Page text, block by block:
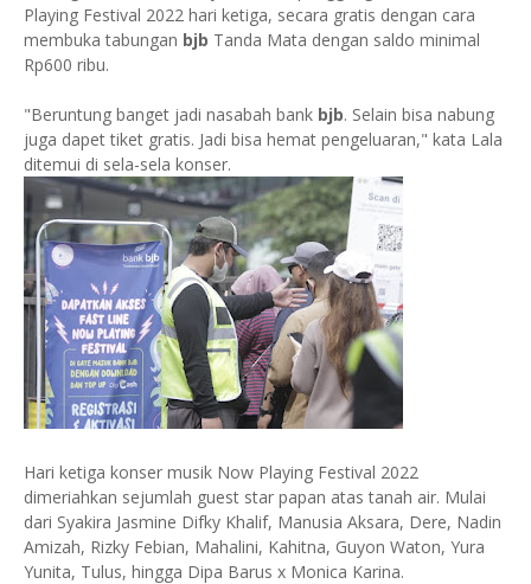
Playing Festival 2022 hari ketiga, secara gratis dengan cara
membuka tabungan bjb Tanda Mata dengan saldo minimal
Rp600 ribu.
"Beruntung banget jadi nasabah bank bjb. Selain bisa nabung
juga dapet tiket gratis. Jadi bisa hemat pengeluaran," kata Lala
ditemui di sela-sela konser.
Hari ketiga konser musik Now Playing Festival 2022
dimeriahkan sejumlah guest star papan atas tanah air. Mulai
dari Syakira Jasmine Difky Khalif, Manusia Aksara, Dere, Nadin
Amizah, Rizky Febian, Mahalini, Kahitna, Guyon Waton, Yura
Yunita, Tulus, hingga Dipa Barus x Monica Karina.